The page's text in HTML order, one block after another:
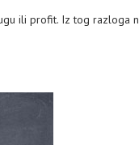
ili profit. Iz tog razloga